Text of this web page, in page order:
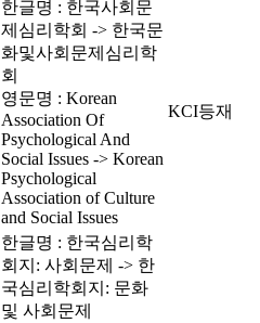
한글명 : 한국사회문
제심리학회 -> 한국문
화및사회문제심리학
회
영문명 : Korean
Association Of
Psychological And
Social Issues -> Korean
Psychological
Association of Culture
and Social Issues
KCI등재
한글명 : 한국심리학
회지: 사회문제 -> 한
국심리학회지: 문화
및 사회문제